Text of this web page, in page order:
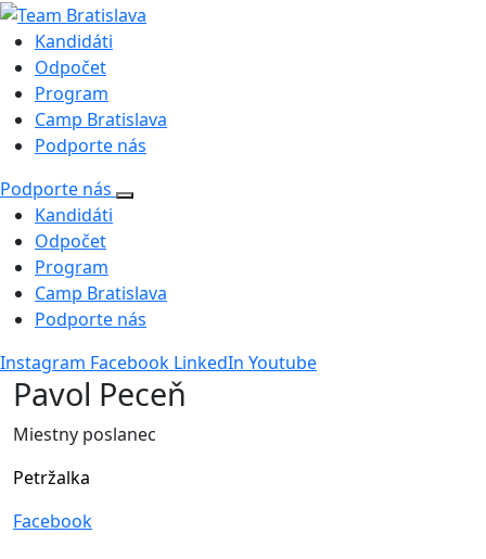
Kandidáti
Odpočet
Program
Camp Bratislava
Podporte nás
Podporte nás
Kandidáti
Odpočet
Program
Camp Bratislava
Podporte nás
Instagram Facebook LinkedIn Youtube
Pavol Peceň
Miestny poslanec
Petržalka
Facebook